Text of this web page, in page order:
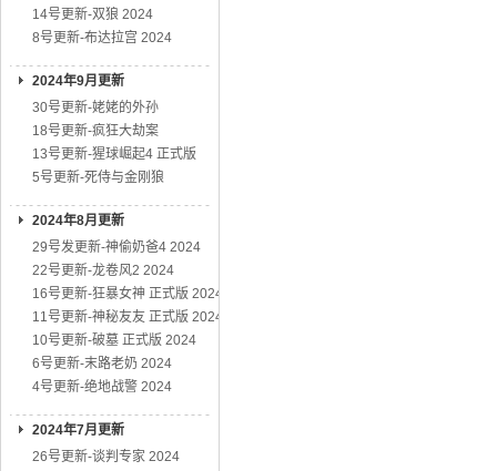
14号更新-双狼 2024
8号更新-布达拉宫 2024
2024年9月更新
30号更新-姥姥的外孙
18号更新-疯狂大劫案
13号更新-猩球崛起4 正式版
5号更新-死侍与金刚狼
2024年8月更新
29号发更新-神偷奶爸4 2024
22号更新-龙卷风2 2024
16号更新-狂暴女神 正式版 2024
11号更新-神秘友友 正式版 2024
10号更新-破墓 正式版 2024
6号更新-末路老奶 2024
4号更新-绝地战警 2024
2024年7月更新
26号更新-谈判专家 2024